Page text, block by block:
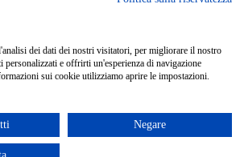
P.IVA 05033240283
dei dati dei nostri visitatori, per migliorare il nostro
personalizzati e offrirti un'esperienza di navigazione
sui cookie utilizziamo aprire le impostazioni.
Negare